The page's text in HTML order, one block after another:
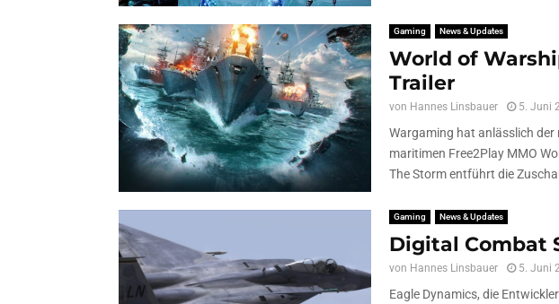
Gaming News & Updates
World of
Trailer
von Hannes Linsbauer 5. Juni
Wargaming hat anlässlich der
maritimen Free2Play MMO
The Storm entführt die
Gaming News & Updates
Digital Combat
von Hannes Linsbauer 5. Juni
Eagle Dynamics, die